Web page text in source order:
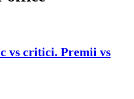
vs critici. Premii vs